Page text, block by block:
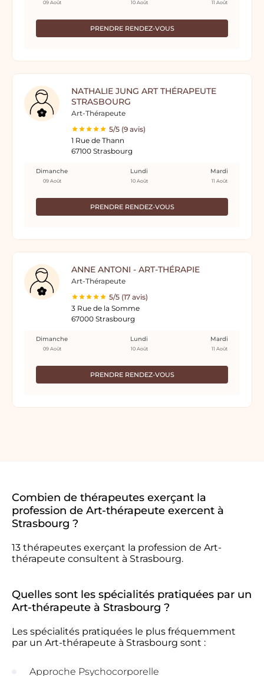
PRENDRE RENDEZ-VOUS
09 Août 10 Août 11 Août
NATHALIE JUNG ART THÉRAPEUTE
STRASBOURG
Art-Thérapeute
5/5 (9 avis)
1 Rue de Thann
67100 Strasbourg
PRENDRE RENDEZ-VOUS
Dimanche
09 Août
Lundi
10 Août
Mardi
11 Août
ANNE ANTONI - ART-THÉRAPIE
Art-Thérapeute
5/5 (17 avis)
3 Rue de la Somme
67000 Strasbourg
PRENDRE RENDEZ-VOUS
Dimanche
09 Août
Lundi
10 Août
Mardi
11 Août
Combien de thérapeutes exerçant la
profession de Art-thérapeute exercent à
Strasbourg ?
13 thérapeutes exerçant la profession de Art-
thérapeute consultent à Strasbourg.
Quelles sont les spécialités pratiquées par un
Art-thérapeute à Strasbourg ?
Les spécialités pratiquées le plus fréquemment
par un Art-thérapeute à Strasbourg sont :
Approche Psychocorporelle